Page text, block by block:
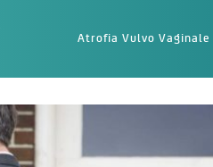
Atrofia Vulvo Vaginale